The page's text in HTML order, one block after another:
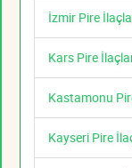
İzmir Pire
Kars Pire
Kastamonu
Kayseri Pire